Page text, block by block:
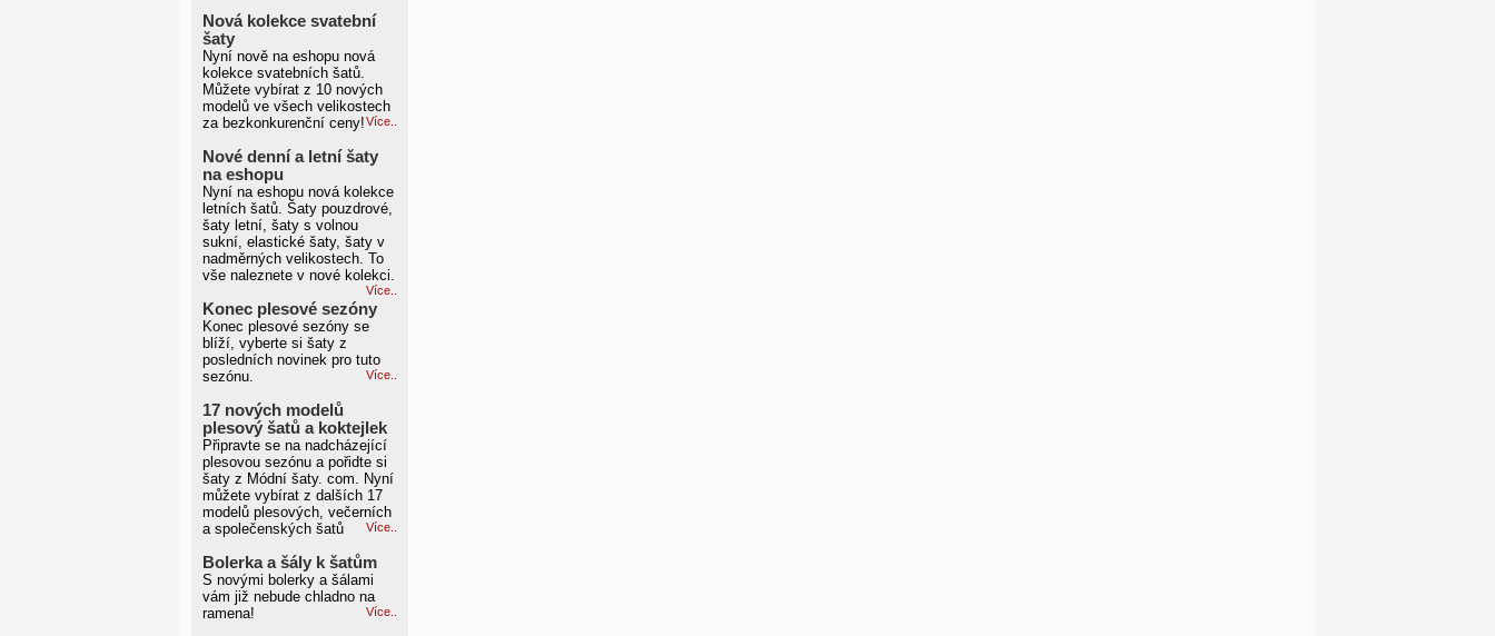
Nová kolekce svatební
šaty
Nyní nově na eshopu nová
kolekce svatebních šatů.
Můžete vybírat z 10 nových
modelů ve všech velikostech
za bezkonkurenční ceny!Více..
Nové denní a letní šaty
na eshopu
Nyní na eshopu nová kolekce
letních šatů. Šaty pouzdrové,
šaty letní, šaty s volnou
sukní, elastické šaty, šaty v
nadměrných velikostech. To
vše naleznete v nové kolekci.
Více..
Konec plesové sezóny
Konec plesové sezóny se
blíží, vyberte si šaty z
posledních novinek pro tuto
sezónu.
Více..
17 nových modelů
plesový šatů a koktejlek
Připravte se na nadcházející
plesovou sezónu a pořidte si
šaty z Módní šaty. com. Nyní
můžete vybírat z dalších 17
modelů plesových, večerních
a společenských šatů
Více..
Bolerka a šály k šatům
S novými bolerky a šálami
vám již nebude chladno na
ramena!
Více..